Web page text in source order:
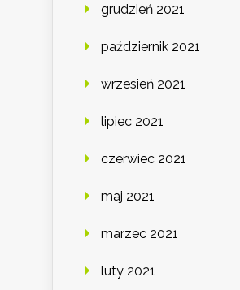
grudzień 2021
październik 2021
wrzesień 2021
lipiec 2021
czerwiec 2021
maj 2021
marzec 2021
luty 2021